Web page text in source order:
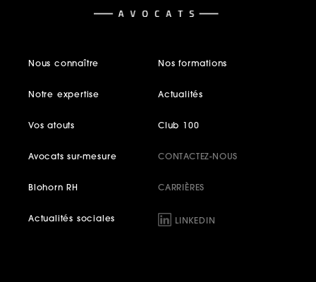
Nous connaître
Notre expertise
Vos atouts
Nos formations
Actualités
Club 100
Avocats sur-mesure
Blohorn RH
Actualités sociales
CONTACTEZ-NOUS
CARRIÈRES
LINKEDIN